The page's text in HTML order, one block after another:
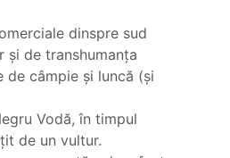
dinspre sud
și de transhumanța
de câmpie și luncă (și
Vodă, în timpul
de un vultur.